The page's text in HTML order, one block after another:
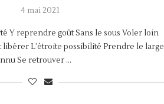
4 mai 2021
Y reprendre goût Sans le sous Voler loin
libérer L’étroite possibilité Prendre le large
Se retrouver …